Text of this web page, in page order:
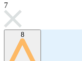
7
8